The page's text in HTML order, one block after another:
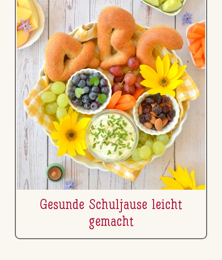
Gesunde Schul­jau­se leicht
gemacht